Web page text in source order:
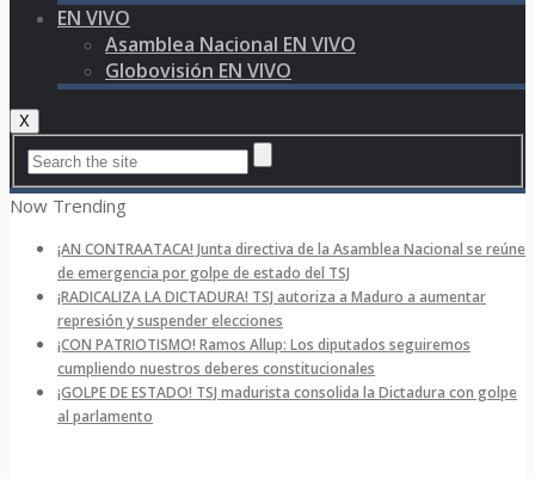
EN VIVO
Asamblea Nacional EN VIVO
Globovisión EN VIVO
X
Now Trending
¡AN CONTRAATACA! Junta directiva de la Asamblea Nacional se reúne
de emergencia por golpe de estado del TSJ
¡RADICALIZA LA DICTADURA! TSJ autoriza a Maduro a aumentar
represión y suspender elecciones
¡CON PATRIOTISMO! Ramos Allup: Los diputados seguiremos
cumpliendo nuestros deberes constitucionales
¡GOLPE DE ESTADO! TSJ madurista consolida la Dictadura con golpe
al parlamento